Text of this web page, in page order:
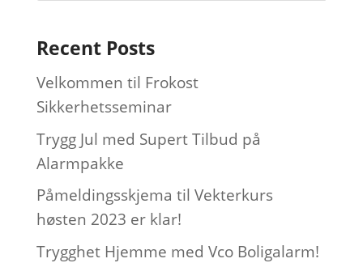
Recent Posts
Velkommen til Frokost
Sikkerhetsseminar
Trygg Jul med Supert Tilbud på
Alarmpakke
Påmeldingsskjema til Vekterkurs
høsten 2023 er klar!
Trygghet Hjemme med Vco Boligalarm!